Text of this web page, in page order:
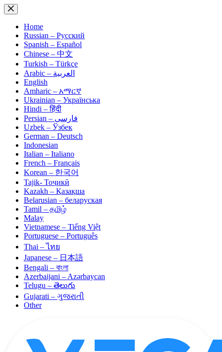
Skip
to
contentHome
Russian – Русский
Spanish – Español
Chinese – 中文
Turkish – Türkçe
Arabic – العربية
English
Amharic – አማርኛ
Ukrainian – Українська
Hindi – हिंदी
Persian – فارسی
Uzbek – Ўзбек
German – Deutsch
Indonesian
Italian – Italiano
French – Français
Korean – 한국어
Tajik- Тоҷикӣ
Kazakh – Қазақша
Belarusian – беларуская
Tamil – தமிழ்
Malay
Vietnamese – Tiếng Việt
Portuguese – Português
Thai – ไทย
Japanese – 日本語
Bengali – বাংলা
Azerbaijani – Azərbaycan
Telugu – తెలుగు
Gujarati – ગુજરાતી
Other